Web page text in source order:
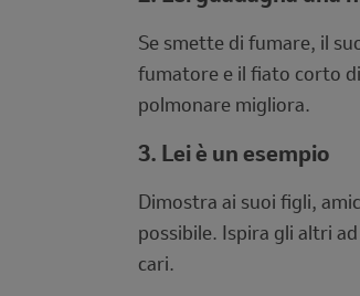
Se smette di fumare, il
fumatore e il fiato corto
polmonare migliora.
3. Lei è un esempio
Dimostra ai suoi figli,
possibile. Ispira gli altri
cari.